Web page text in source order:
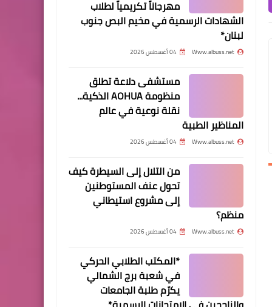
أخبار البص
*((ولادة الطفلة آيانا محمد
العلي))*
النضال تقدم التبريكات لحماس
مكتب المرأة الحركي يحيي
ذكرى النكبة بيوم مفتوح في
مخيم الرشيدية
مهرجاناً تكريمياً لطلاب
الشهادات الرسمية في مخيم البص جنوب
لبنان*
Www.albuss.net 04 أغسطس 2026
مستشفى دلاعة تطلق
منظومة AOHUA الذكية...
نقلة نوعية في عالم
المناظير الطبية
Www.albuss.net 04 أغسطس 2026
من التلال إلى السيطرة كيف
تحول عنف المستوطنين
إلى مشروع استيطاني
منظم؟
Www.albuss.net 04 أغسطس 2026
*المكتب الطلابي الحركي
في شعبة برج الشمالي
يكرّم طلبة الجامعات